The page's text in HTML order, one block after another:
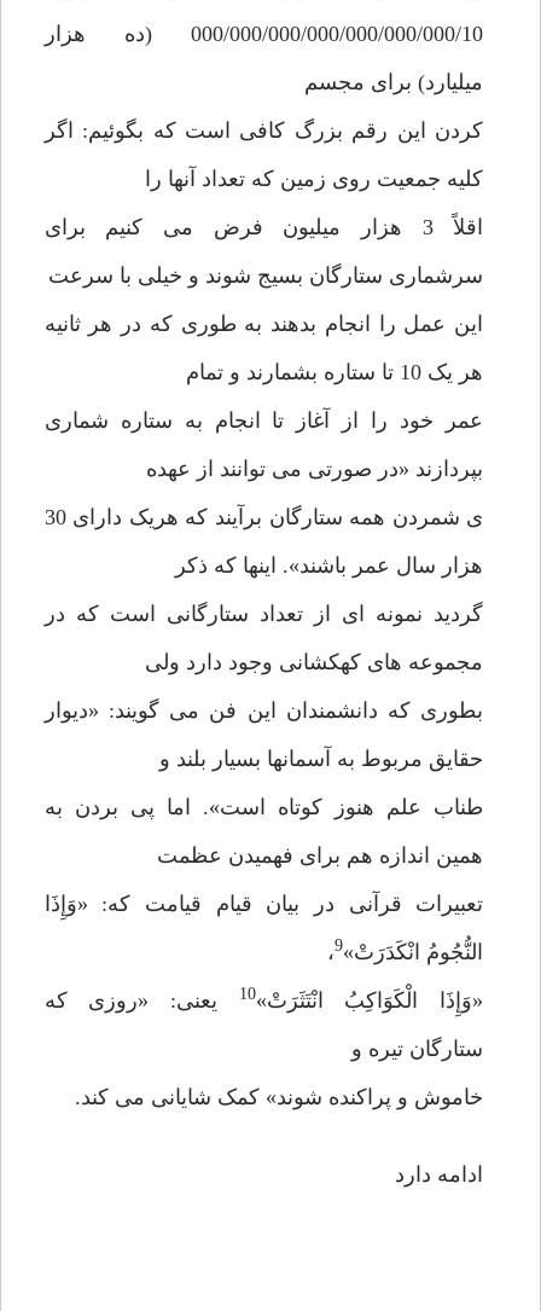
000/000/000/000/000/000/000/10 (ده هزار
میلیارد) برای مجسم
کردن این رقم بزرگ کافی است که بگوئیم: اگر
کلیه جمعیت روی زمین که تعداد آنها را
اقلاً 3 هزار میلیون فرض می کنیم برای
سرشماری ستارگان بسیج شوند و خیلی با سرعت
این عمل را انجام بدهند به طوری که در هر ثانیه
هر یک 10 تا ستاره بشمارند و تمام
عمر خود را از آغاز تا انجام به ستاره شماری
بپردازند «در صورتی می توانند از عهده
ی شمردن همه ستارگان برآیند که هریک دارای 30
هزار سال عمر باشند». اینها که ذکر
گردید نمونه ای از تعداد ستارگانی است که در
مجموعه های کهکشانی وجود دارد ولی
بطوری که دانشمندان این فن می گویند: «دیوار
حقایق مربوط به آسمانها بسیار بلند و
طناب علم هنوز کوتاه است». اما پی بردن به
همین اندازه هم برای فهمیدن عظمت
تعبیرات قرآنی در بیان قیام قیامت که: «وَإِذَا
النُّجُومُ انْكَدَرَتْ»9،
«وَإِذَا الْكَوَاكِبُ انْتَثَرَتْ»10
یعنی: «روزی که
ستارگان تیره و
خاموش و پراکنده شوند» کمک شایانی می کند.
ادامه دارد